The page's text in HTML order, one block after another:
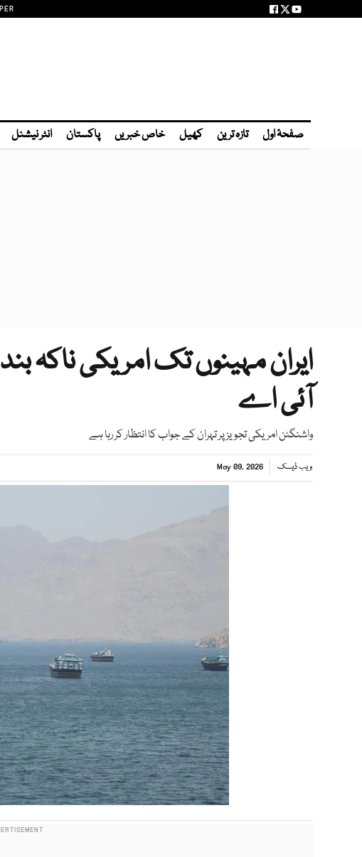
صفحۂ اول تازہ ترین کھیل خاص خبریں پاکستان انٹر نیشنل
ایران مہینوں تک امریکی ناکہ
آئی اے
واشنگٹن امریکی تجویز پر تہران کے جواب کا انتظار کر رہا ہے
ویب ڈیسک May 09, 2026